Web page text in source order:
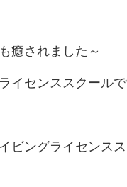
癒されました～
イセンススクール
ビングライセンス